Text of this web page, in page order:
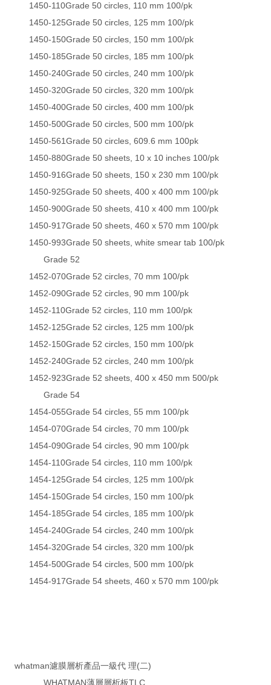
1450-110Grade 50 circles, 110 mm 100/pk
1450-125Grade 50 circles, 125 mm 100/pk
1450-150Grade 50 circles, 150 mm 100/pk
1450-185Grade 50 circles, 185 mm 100/pk
1450-240Grade 50 circles, 240 mm 100/pk
1450-320Grade 50 circles, 320 mm 100/pk
1450-400Grade 50 circles, 400 mm 100/pk
1450-500Grade 50 circles, 500 mm 100/pk
1450-561Grade 50 circles, 609.6 mm 100pk
1450-880Grade 50 sheets, 10 x 10 inches 100/pk
1450-916Grade 50 sheets, 150 x 230 mm 100/pk
1450-925Grade 50 sheets, 400 x 400 mm 100/pk
1450-900Grade 50 sheets, 410 x 400 mm 100/pk
1450-917Grade 50 sheets, 460 x 570 mm 100/pk
1450-993Grade 50 sheets, white smear tab 100/pk
Grade 52
1452-070Grade 52 circles, 70 mm 100/pk
1452-090Grade 52 circles, 90 mm 100/pk
1452-110Grade 52 circles, 110 mm 100/pk
1452-125Grade 52 circles, 125 mm 100/pk
1452-150Grade 52 circles, 150 mm 100/pk
1452-240Grade 52 circles, 240 mm 100/pk
1452-923Grade 52 sheets, 400 x 450 mm 500/pk
Grade 54
1454-055Grade 54 circles, 55 mm 100/pk
1454-070Grade 54 circles, 70 mm 100/pk
1454-090Grade 54 circles, 90 mm 100/pk
1454-110Grade 54 circles, 110 mm 100/pk
1454-125Grade 54 circles, 125 mm 100/pk
1454-150Grade 54 circles, 150 mm 100/pk
1454-185Grade 54 circles, 185 mm 100/pk
1454-240Grade 54 circles, 240 mm 100/pk
1454-320Grade 54 circles, 320 mm 100/pk
1454-500Grade 54 circles, 500 mm 100/pk
1454-917Grade 54 sheets, 460 x 570 mm 100/pk
whatman濾膜層析產品一級代 理(二)
WHATMAN薄層層析板TLC